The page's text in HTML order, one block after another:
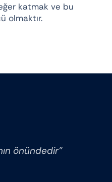
katmak ve bu
olmaktır.
önündedir”